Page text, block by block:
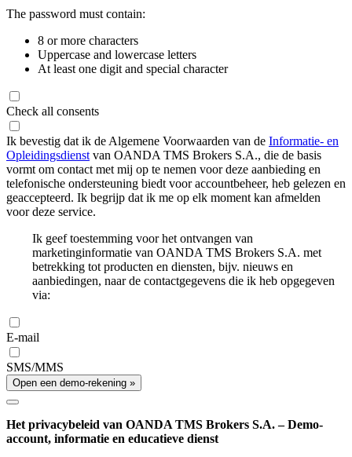
The password must contain:
8 or more characters
Uppercase and lowercase letters
At least one digit and special character
Check all consents
Ik bevestig dat ik de Algemene Voorwaarden van de Informatie- en
Opleidingsdienst van OANDA TMS Brokers S.A., die de basis
vormt om contact met mij op te nemen voor deze aanbieding en
telefonische ondersteuning biedt voor accountbeheer, heb gelezen en
geaccepteerd. Ik begrijp dat ik me op elk moment kan afmelden
voor deze service.
Ik geef toestemming voor het ontvangen van
marketinginformatie van OANDA TMS Brokers S.A. met
betrekking tot producten en diensten, bijv. nieuws en
aanbiedingen, naar de contactgegevens die ik heb opgegeven
via:
E-mail
SMS/MMS
Open een demo-rekening »
Het privacybeleid van OANDA TMS Brokers S.A. – Demo-
account, informatie en educatieve dienst